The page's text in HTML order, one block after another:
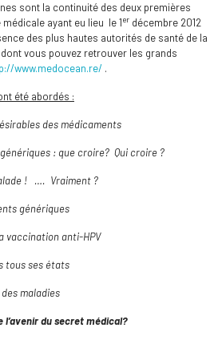
sont la continuité des deux premières
ayant eu lieu le 1er décembre 2012
des plus hautes autorités de santé de la
vous pouvez retrouver les grands
www.medocean.re/ .
été abordés :
des médicaments
: que croire? Qui croire ?
! …. Vraiment ?
génériques
vaccination anti-HPV
tous ses états
maladies
l’avenir du secret médical?